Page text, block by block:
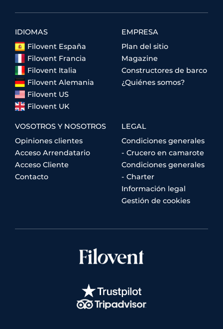
IDIOMAS
Filovent España
Filovent Francia
Filovent Italia
Filovent Alemania
Filovent US
Filovent UK
EMPRESA
Plan del sitio
Magazine
Constructores de barco
¿Quiénes somos?
VOSOTROS Y NOSOTROS
Opiniones clientes
Acceso Arrendatario
Acceso Cliente
Contacto
LEGAL
Condiciones generales
- Crucero en camarote
Condiciones generales
- Charter
Información legal
Gestión de cookies